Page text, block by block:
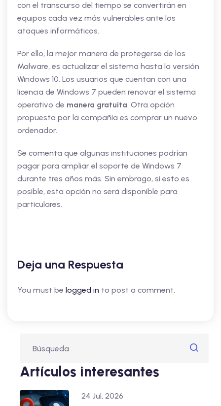
con el transcurso del tiempo se convertirán en
equipos cada vez más vulnerables ante los
ataques informáticos.
Por ello, la mejor manera de protegerse de los
Malware, es actualizar el sistema hasta la versión
Windows 10. Los usuarios que cuentan con una
licencia de Windows 7 pueden renovar el sistema
operativo de manera gratuita. Otra opción
propuesta por la compañía es comprar un nuevo
ordenador.
Se comenta que algunas instituciones podrían
pagar para ampliar el soporte de Windows 7
durante tres años más. Sin embrago, si esto es
posible, esta opción no será disponible para
particulares.
Deja una Respuesta
You must be logged in to post a comment.
Artículos interesantes
24 Jul, 2026